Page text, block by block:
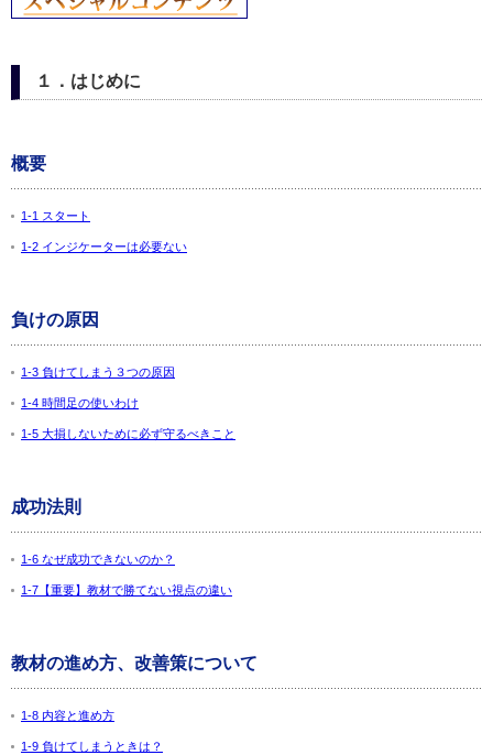
１．はじめに
概要
1-1 スタート
1-2 インジケーターは必要ない
負けの原因
1-3 負けてしまう３つの原因
1-4 時間足の使いわけ
1-5 大損しないために必ず守るべきこと
成功法則
1-6 なぜ成功できないのか？
1-7【重要】教材で勝てない視点の違い
教材の進め方、改善策について
1-8 内容と進め方
1-9 負けてしまうときは？